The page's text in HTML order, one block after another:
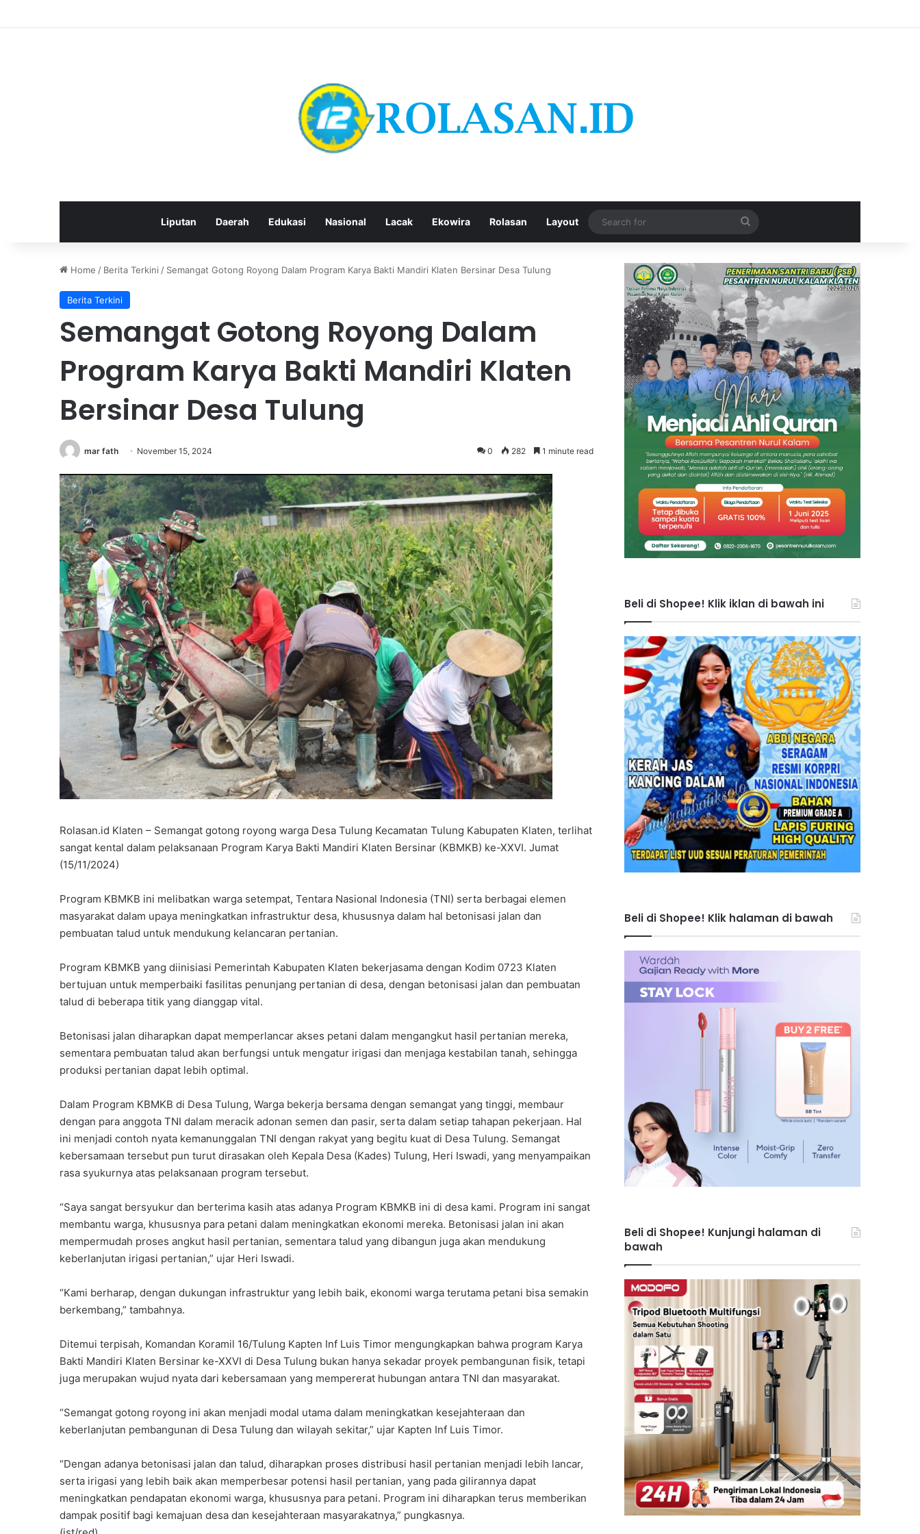
Liputan Daerah Edukasi Nasional Lacak Ekowira Rolasan Layout
Search
for
Home / Berita Terkini / Semangat Gotong Royong Dalam Program Karya Bakti Mandiri Klaten Bersinar Desa Tulung
Berita Terkini
Semangat Gotong Royong Dalam
Program Karya Bakti Mandiri Klaten
Bersinar Desa Tulung
mar fath November 15, 2024 0 282 1 minute read
Rolasan.id Klaten – Semangat gotong royong warga Desa Tulung Kecamatan Tulung Kabupaten Klaten, terlihat
sangat kental dalam pelaksanaan Program Karya Bakti Mandiri Klaten Bersinar (KBMKB) ke-XXVI. Jumat
(15/11/2024)
Program KBMKB ini melibatkan warga setempat, Tentara Nasional Indonesia (TNI) serta berbagai elemen
masyarakat dalam upaya meningkatkan infrastruktur desa, khususnya dalam hal betonisasi jalan dan
pembuatan talud untuk mendukung kelancaran pertanian.
Program KBMKB yang diinisiasi Pemerintah Kabupaten Klaten bekerjasama dengan Kodim 0723 Klaten
bertujuan untuk memperbaiki fasilitas penunjang pertanian di desa, dengan betonisasi jalan dan pembuatan
talud di beberapa titik yang dianggap vital.
Betonisasi jalan diharapkan dapat memperlancar akses petani dalam mengangkut hasil pertanian mereka,
sementara pembuatan talud akan berfungsi untuk mengatur irigasi dan menjaga kestabilan tanah, sehingga
produksi pertanian dapat lebih optimal.
Dalam Program KBMKB di Desa Tulung, Warga bekerja bersama dengan semangat yang tinggi, membaur
dengan para anggota TNI dalam meracik adonan semen dan pasir, serta dalam setiap tahapan pekerjaan. Hal
ini menjadi contoh nyata kemanunggalan TNI dengan rakyat yang begitu kuat di Desa Tulung. Semangat
kebersamaan tersebut pun turut dirasakan oleh Kepala Desa (Kades) Tulung, Heri Iswadi, yang menyampaikan
rasa syukurnya atas pelaksanaan program tersebut.
“Saya sangat bersyukur dan berterima kasih atas adanya Program KBMKB ini di desa kami. Program ini sangat
membantu warga, khususnya para petani dalam meningkatkan ekonomi mereka. Betonisasi jalan ini akan
mempermudah proses angkut hasil pertanian, sementara talud yang dibangun juga akan mendukung
keberlanjutan irigasi pertanian,” ujar Heri Iswadi.
“Kami berharap, dengan dukungan infrastruktur yang lebih baik, ekonomi warga terutama petani bisa semakin
berkembang,” tambahnya.
Ditemui terpisah, Komandan Koramil 16/Tulung Kapten Inf Luis Timor mengungkapkan bahwa program Karya
Bakti Mandiri Klaten Bersinar ke-XXVI di Desa Tulung bukan hanya sekadar proyek pembangunan fisik, tetapi
juga merupakan wujud nyata dari kebersamaan yang mempererat hubungan antara TNI dan masyarakat.
“Semangat gotong royong ini akan menjadi modal utama dalam meningkatkan kesejahteraan dan
keberlanjutan pembangunan di Desa Tulung dan wilayah sekitar,” ujar Kapten Inf Luis Timor.
“Dengan adanya betonisasi jalan dan talud, diharapkan proses distribusi hasil pertanian menjadi lebih lancar,
serta irigasi yang lebih baik akan memperbesar potensi hasil pertanian, yang pada gilirannya dapat
meningkatkan pendapatan ekonomi warga, khususnya para petani. Program ini diharapkan terus memberikan
dampak positif bagi kemajuan desa dan kesejahteraan masyarakatnya,” pungkasnya.
Beli di Shopee! Klik iklan di bawah ini
Beli di Shopee! Klik halaman di bawah
Beli di Shopee! Kunjungi halaman di
bawah